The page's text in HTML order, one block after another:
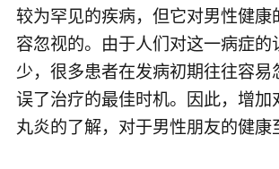
较为罕见的疾病，但它对男性健康
容忽视的。由于人们对这一病症的
少，很多患者在发病初期往往容易
误了治疗的最佳时机。因此，增加
丸炎的了解，对于男性朋友的健康